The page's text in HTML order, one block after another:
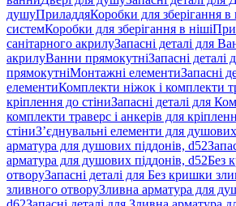
душуПриладдяКоробки для зберігання
системКоробки для зберігання в ніші
санітарного акрилуЗапасні деталі для
акрилуВанни прямокутніЗапасні деталі
прямокутніМонтажні елементиЗапасні
елементиКомплекти ніжок і комплекти
кріплення до стіниЗапасні деталі для
комплекти траверс і анкерів для
стіниЗ’єднувальні елементи для
арматура для душових піддонів, d52
арматура для душових піддонів, d52Без
отворуЗапасні деталі для Без кришки
зливного отворуЗливна арматура для